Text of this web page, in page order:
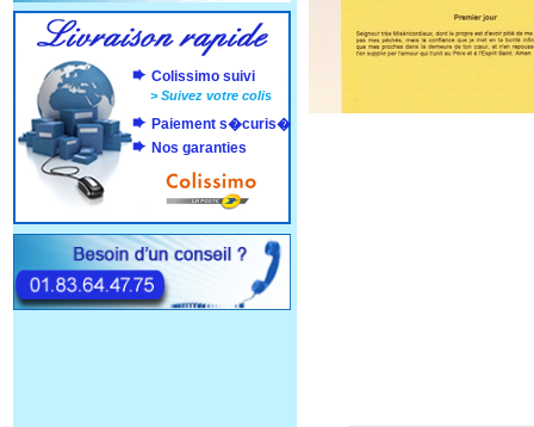
Colissimo suivi
>Suivez votre colis
Paiement s�curis�
Nos garanties